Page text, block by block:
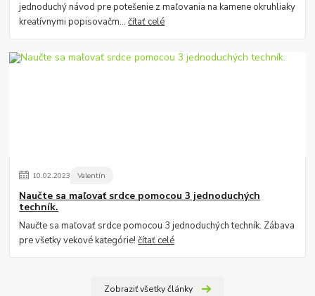
jednoduchý návod pre potešenie z maľovania na kamene okruhliaky
kreatívnymi popisovačm...čítať celé
10.02.2023 Valentín
Naučte sa maľovať srdce pomocou 3 jednoduchých
techník.
Naučte sa maľovať srdce pomocou 3 jednoduchých techník. Zábava
pre všetky vekové kategórie!čítať celé
Zobraziť všetky články